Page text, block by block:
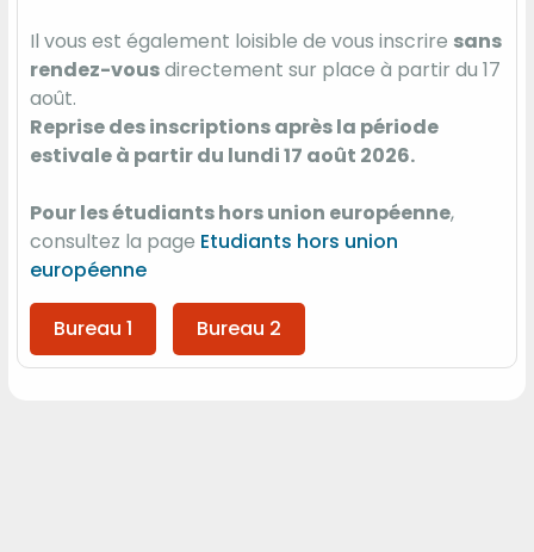
Il vous est également loisible de vous inscrire sans
rendez-vousdirectement sur place à partir du 17
août.
Reprise des inscriptions après la période
estivale à partir du lundi 17 août 2026.
Pour les étudiants hors union européenne,
consultez la page Etudiants hors union
européenne
Bureau 1 Bureau 2